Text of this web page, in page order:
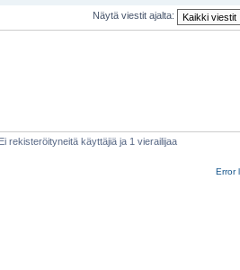
Näytä viestit ajalta:
rekisteröityneitä käyttäjiä ja 1 vierailijaa
Error